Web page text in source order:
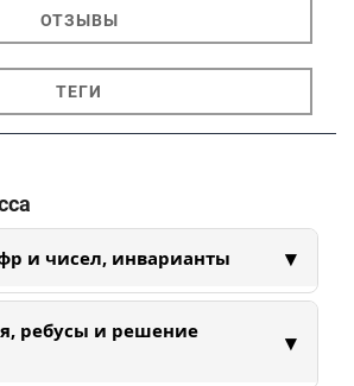
ОТЗЫВЫ
ТЕГИ
и чисел, инварианты ▾
цифр и чисел: делимость,
Учимся находить
ребусы и решение
▾